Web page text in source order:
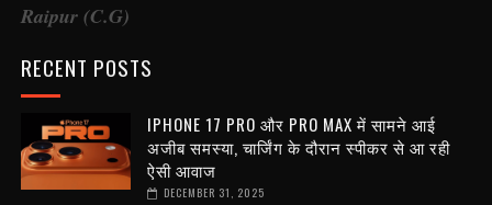
Raipur (C.G)
RECENT POSTS
IPHONE 17 PRO और PRO MAX में सामने आई
अजीब समस्या, चार्जिंग के दौरान स्पीकर से आ रही
ऐसी आवाज
DECEMBER 31, 2025